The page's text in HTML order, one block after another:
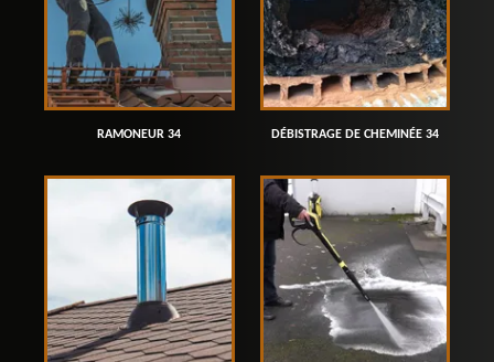
RAMONEUR 34 DÉBISTRAGE DE CHEMINÉE 34